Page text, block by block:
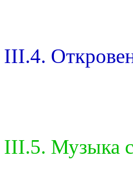
III.4.
III.5. Музыка